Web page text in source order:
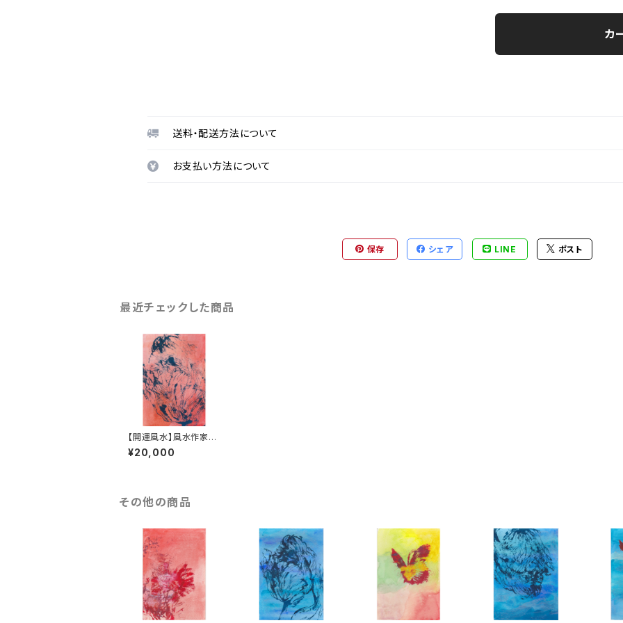
カ
送料・配送方法について
お支払い方法について
保存 シェア LINE ポスト
最近チェックした商品
【開運風水】風水作家タ
ナミユキの開運風水占
い付き #012
¥20,000
その他の商品